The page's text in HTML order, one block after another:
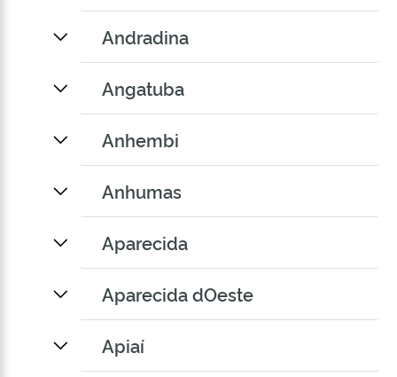
Andradina
Angatuba
Anhembi
Anhumas
Aparecida
Aparecida dOeste
Apiaí